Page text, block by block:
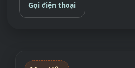
Gọi điện thoại